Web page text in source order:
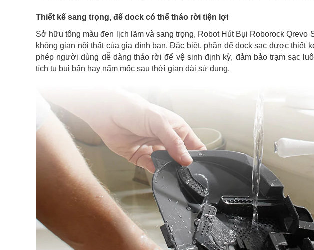
Thiết kế sang trọng, đế dock có thể tháo rời tiện lợi
Sở hữu tông màu đen lịch lãm và sang trọng, Robot Hút Bụi Roborock Qrevo
không gian nội thất của gia đình bạn. Đặc biệt, phần đế dock sạc được thiết
phép người dùng dễ dàng tháo rời để vệ sinh định kỳ, đảm bảo trạm sạc
tích tụ bụi bẩn hay nấm mốc sau thời gian dài sử dụng.